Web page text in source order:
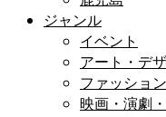
ジャンル
イベント
アート・デ
ファッショ
映画・演劇